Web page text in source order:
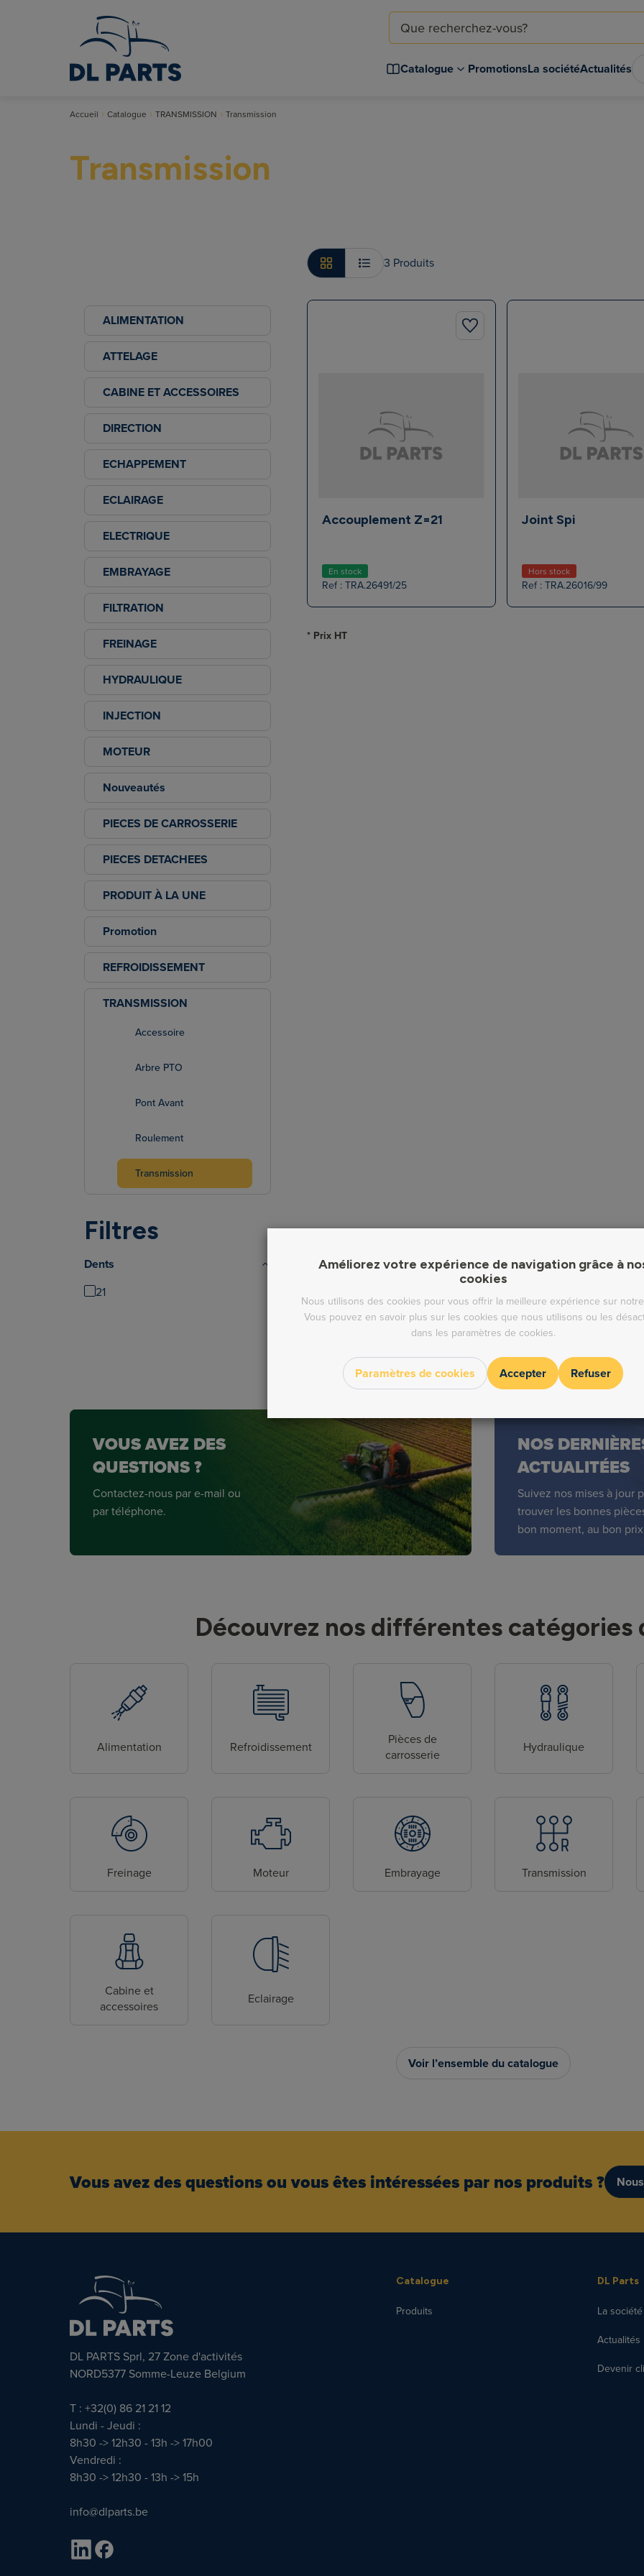
Catalogue PromotionsLa sociétéActualités
Accueil Catalogue TRANSMISSION Transmission
Transmission
ALIMENTATION
ATTELAGE
CABINE ET ACCESSOIRES
DIRECTION
ECHAPPEMENT
ECLAIRAGE
ELECTRIQUE
EMBRAYAGE
FILTRATION
FREINAGE
HYDRAULIQUE
INJECTION
MOTEUR
Nouveautés
PIECES DE CARROSSERIE
PIECES DETACHEES
PRODUIT À LA UNE
Promotion
REFROIDISSEMENT
TRANSMISSION
Accessoire
Arbre PTO
Pont Avant
Roulement
Transmission
Filtres
Dents
21
3 Produits
Accouplement Z=21
En stock
Ref : TRA.26491/25
Joint Spi
Hors stock
Ref : TRA.26016/99
* Prix HT
VOUS AVEZ DES
QUESTIONS ?
Contactez-nous par e-mail ou
par téléphone.
NOS
ACTUALITÉES
Suivez nos mises à jour
trouver les bonnes
bon moment, au bon
Découvrez nos différentes catégories
Alimentation Refroidissement
Pièces de
carrosserie
Hydraulique
Freinage Moteur Embrayage Transmission
Cabine et
accessoires
Eclairage
Voir l’ensemble du catalogue
Vous avez des questions ou vous êtes intéressées par nos produits ?
DL PARTS Sprl, 27 Zone d'activités
NORD5377 Somme-Leuze Belgium
T : +32(0) 86 21 21 12
Lundi - Jeudi :
8h30 -> 12h30 - 13h -> 17h00
Vendredi :
8h30 -> 12h30 - 13h -> 15h
info@dlparts.be
Catalogue
Produits
DL Parts
La société
Actualités
Devenir
Améliorez votre expérience de navigation grâce à
cookies
Nous utilisons des cookies pour vous offrir la meilleure expérience sur
Vous pouvez en savoir plus sur les cookies que nous utilisons ou les
dans les paramètres de cookies.
Paramètres de cookies Accepter Refuser